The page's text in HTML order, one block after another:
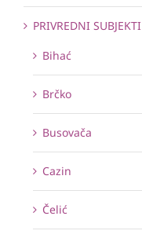
PRIVREDNI SUBJEKTI
Bihać
Brčko
Busovača
Cazin
Čelić